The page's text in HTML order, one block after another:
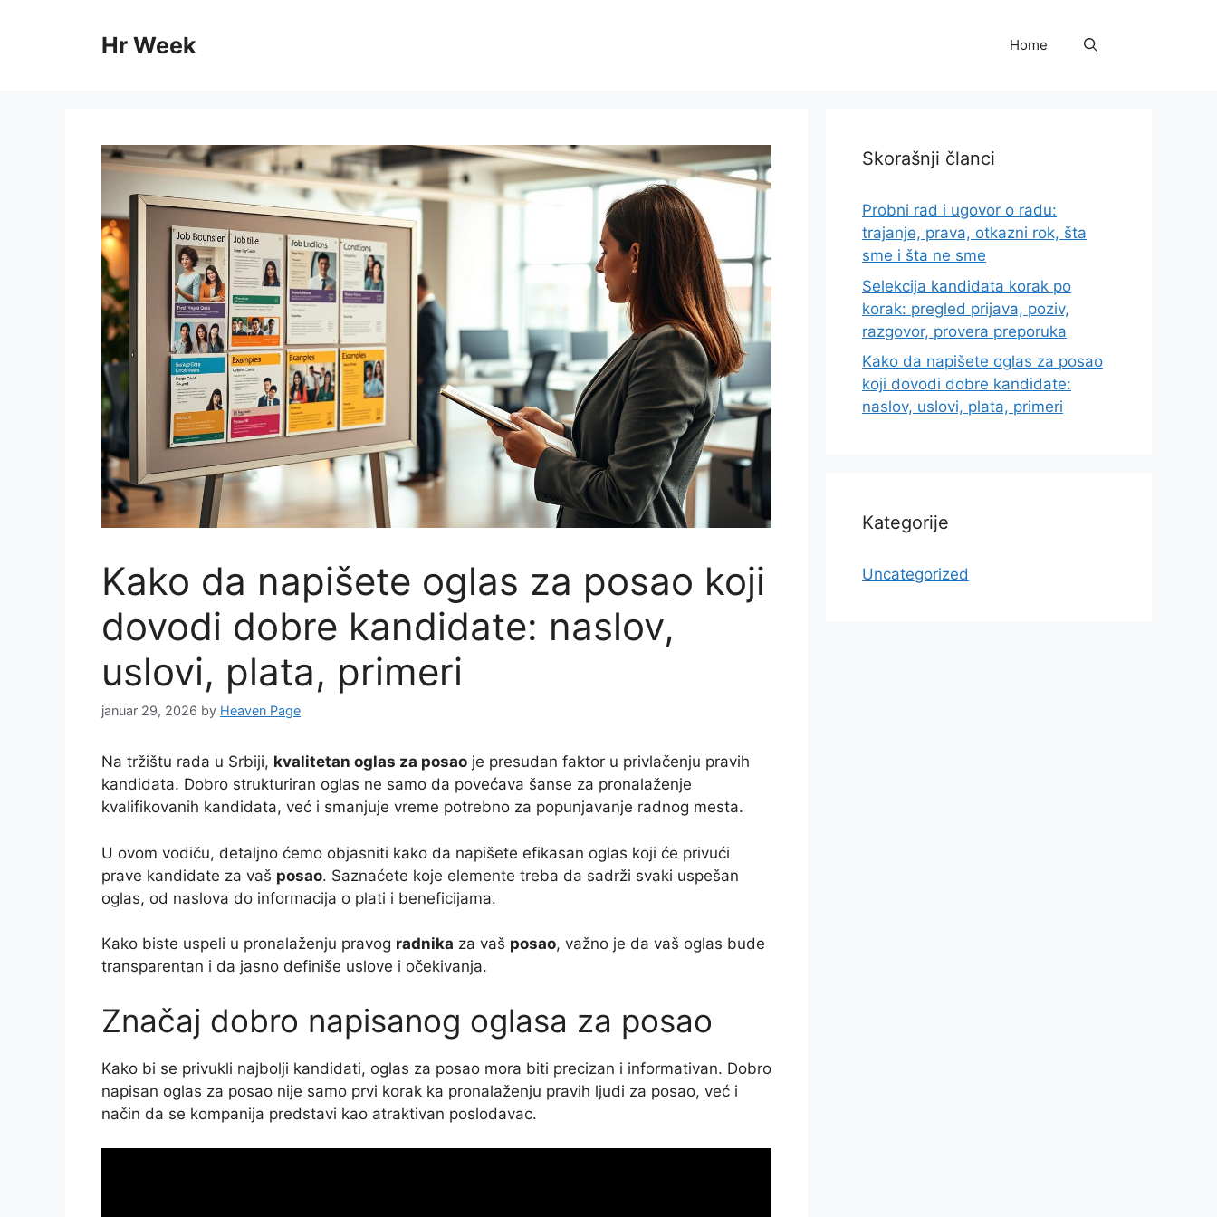
Hr Week Home
Kako da napišete oglas za posao koji
dovodi dobre kandidate: naslov,
uslovi, plata, primeri
januar 29, 2026 by Heaven Page
Na tržištu rada u Srbiji, kvalitetan oglas za posao je presudan faktor u privlačenju pravih
kandidata. Dobro strukturiran oglas ne samo da povećava šanse za pronalaženje
kvalifikovanih kandidata, već i smanjuje vreme potrebno za popunjavanje radnog mesta.
U ovom vodiču, detaljno ćemo objasniti kako da napišete efikasan oglas koji će privući
prave kandidate za vaš posao. Saznaćete koje elemente treba da sadrži svaki uspešan
oglas, od naslova do informacija o plati i beneficijama.
Kako biste uspeli u pronalaženju pravog radnika za vaš posao, važno je da vaš oglas bude
transparentan i da jasno definiše uslove i očekivanja.
Značaj dobro napisanog oglasa za posao
Kako bi se privukli najbolji kandidati, oglas za posao mora biti precizan i informativan. Dobro
napisan oglas za posao nije samo prvi korak ka pronalaženju pravih ljudi za posao, već i
način da se kompanija predstavi kao atraktivan poslodavac.
Skorašnji članci
Probni rad i ugovor o radu:
trajanje, prava, otkazni rok, šta
sme i šta ne sme
Selekcija kandidata korak po
korak: pregled prijava, poziv,
razgovor, provera preporuka
Kako da napišete oglas za posao
koji dovodi dobre kandidate:
naslov, uslovi, plata, primeri
Kategorije
Uncategorized